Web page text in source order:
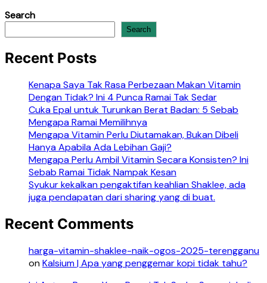
Search
Search
Recent Posts
Kenapa Saya Tak Rasa Perbezaan Makan Vitamin
Dengan Tidak? Ini 4 Punca Ramai Tak Sedar
Cuka Epal untuk Turunkan Berat Badan: 5 Sebab
Mengapa Ramai Memilihnya
Mengapa Vitamin Perlu Diutamakan, Bukan Dibeli
Hanya Apabila Ada Lebihan Gaji?
Mengapa Perlu Ambil Vitamin Secara Konsisten? Ini
Sebab Ramai Tidak Nampak Kesan
Syukur kekalkan pengaktifan keahlian Shaklee, ada
juga pendapatan dari sharing yang di buat.
Recent Comments
harga-vitamin-shaklee-naik-ogos-2025-terengganu
onKalsium | Apa yang penggemar kopi tidak tahu?